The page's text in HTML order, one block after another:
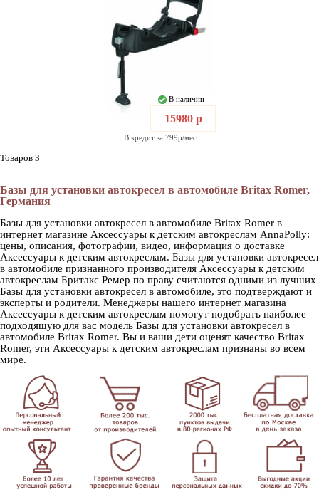
В наличии
15980 р
В кредит за 799р/мес
Товаров 3
Базы для установки автокресел в автомобиле Britax Romer,
Германия
Базы для установки автокресел в автомобиле Britax Romer в
интернет магазине Аксессуары к детским автокреслам AnnaPolly:
цены, описания, фотографии, видео, информация о доставке
Аксессуары к детским автокреслам. Базы для установки автокресел
в автомобиле признанного производителя Аксессуары к детским
автокреслам Бритакс Ремер по праву считаются одними из лучших
Базы для установки автокресел в автомобиле, это подтверждают и
эксперты и родители. Менеджеры нашего интернет магазина
Аксессуары к детским автокреслам помогут подобрать наиболее
подходящую для вас модель Базы для установки автокресел в
автомобиле Britax Romer. Вы и ваши дети оценят качество Britax
Romer, эти Аксессуары к детским автокреслам признаны во всем
мире.